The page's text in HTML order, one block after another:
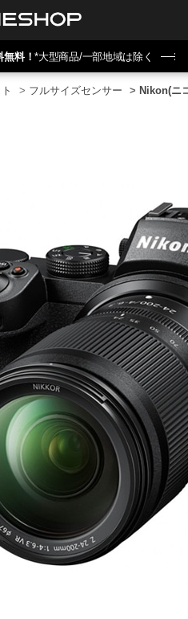
無料！*大型商品/一部地域は除く
> フルサイズセンサー > Nikon(ニ